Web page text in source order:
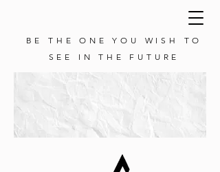
BE THE ONE YOU WISH TO
SEE IN THE FUTURE